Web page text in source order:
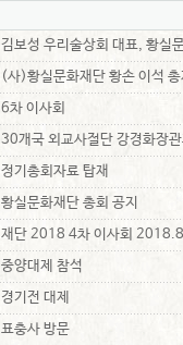
김보성 우리술상회 대표, 황실
(사)황실문화재단 황손 이석
6차 이사회
30개국 외교사절단 강경화장
정기총회자료 탑재
황실문화재단 총회 공지
재단 2018 4차 이사회
중양대제 참석
경기전 대제
표충사 방문